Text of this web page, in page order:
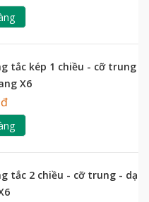
tắc kép 1 chiều - cỡ trung
X6
tắc 2 chiều - cỡ trung - dạ